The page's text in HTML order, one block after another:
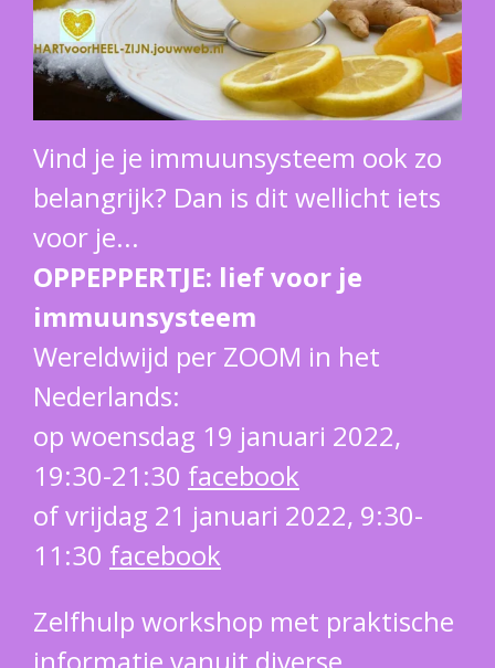
Vind je je immuunsysteem ook zo
belangrijk? Dan is dit wellicht iets
voor je...
OPPEPPERTJE: lief voor je
immuunsysteem
Wereldwijd per ZOOM in het
Nederlands:
op woensdag 19 januari 2022,
19:30-21:30 facebook
of vrijdag 21 januari 2022, 9:30-
11:30 facebook
Zelfhulp workshop met praktische